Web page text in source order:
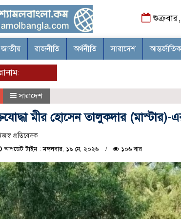
জাতীয় রাজনীতি অর্থনীতি সারাদেশ আন্তর্জাতিক
সারাদেশ
মীর হোসেন তালুকদার (মাস্টার)-
প্রতিবেদক
আপডেট টাইম : মঙ্গলবার, ১৯ মে, ২০২৬ ১০৬ বার